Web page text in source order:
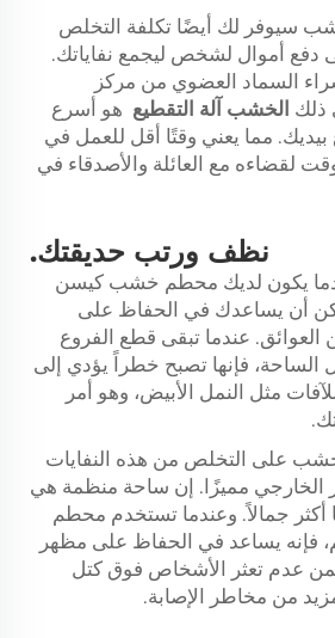
سيوفر لك أيضًا تكلفة التخلص
دفع أموال لشخص ليجمع نفاياتك.
السماد العضوي من مركز
ذلك الخشب آلة التقطيع هو أسرع
مما يعني وقتًا أقل للعمل في
لقضاءه مع العائلة والأصدقاء في
نظف ورتب حديقتك.
يكون لديك محطم خشب كيسن
أن يساعدك في الحفاظ على
عندما تبقى قطع الفروع
الساحة، فإنها تصبح خطراً يؤدي إلى
مثل النمل الأبيض، وهو أمر
على التخلص من هذه النفايات
مميزًا. إن ساحة منظمة هي
أكثر جمالاً. وعندما تستخدم محطم
فإنه يساعد في الحفاظ على مظهر
عدم تعثر الأشخاص فوق كتل
من مخاطر الإصابة.